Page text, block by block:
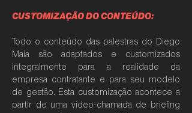
CUSTOMIZAÇÃO DO CONTEÚDO:
Todo o conteúdo das palestras do Diego
Maia são adaptados e customizados
integralmente para a realidade da
empresa contratante e para seu modelo
de gestão. Esta customização acontece a
partir de uma vídeo-chamada de briefing